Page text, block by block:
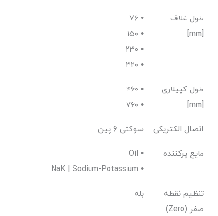
طول غلاف
[mm]
۷۶ •
۱۵۰ •
۲۳۰ •
۳۲۰ •
طول کپیلاری
[mm]
۴۶۰ •
۷۶۰ •
اتصال الکتریکی سوکتی ۶ پین
مایع پرکننده
Oil •
NaK | Sodium-Potassium •
تنظیم نقطه
صفر (Zero)
بله